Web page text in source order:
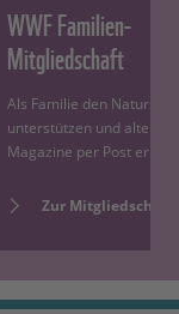
WWF Familien-
Mitgliedschaft
Als Familie den
unterstützen und
Magazine per Post
Zur Mitgliedschaft